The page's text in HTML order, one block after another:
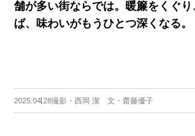
舗が多い街ならでは。暖簾をくぐ
ば、味わいがもうひとつ深くなる。
2025.04.28撮影・西岡 潔 文・齋藤優子